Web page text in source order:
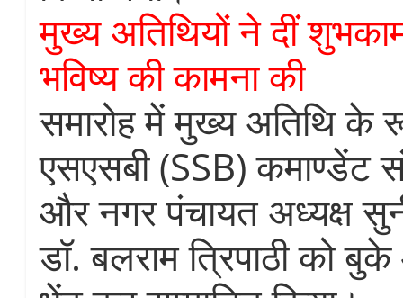
मुख्य अतिथियों ने दीं
भविष्य की कामना की
समारोह में मुख्य अतिथि के
एसएसबी (SSB) कमाण्डेंट
और नगर पंचायत अध्यक्ष
डॉ. बलराम त्रिपाठी को